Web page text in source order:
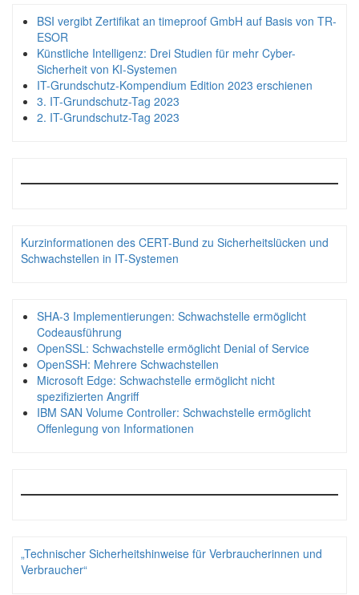
BSI vergibt Zertifikat an timeproof GmbH auf Basis von TR-
ESOR
Künstliche Intelligenz: Drei Studien für mehr Cyber-
Sicherheit von KI-Systemen
IT-Grundschutz-Kompendium Edition 2023 erschienen
3. IT-Grundschutz-Tag 2023
2. IT-Grundschutz-Tag 2023
Kurzinformationen des CERT-Bund zu Sicherheitslücken und
Schwachstellen in IT-Systemen
SHA-3 Implementierungen: Schwachstelle ermöglicht
Codeausführung
OpenSSL: Schwachstelle ermöglicht Denial of Service
OpenSSH: Mehrere Schwachstellen
Microsoft Edge: Schwachstelle ermöglicht nicht
spezifizierten Angriff
IBM SAN Volume Controller: Schwachstelle ermöglicht
Offenlegung von Informationen
„Technischer Sicherheitshinweise für Verbraucherinnen und
Verbraucher“